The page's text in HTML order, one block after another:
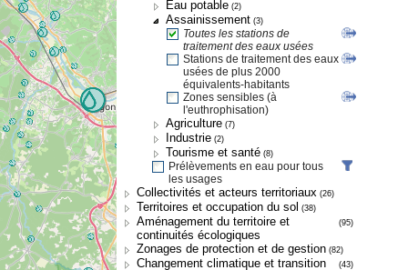
Eau potable (2)
Assainissement (3)
Toutes les stations de
traitement des eaux usées
Stations de traitement des eaux
usées de plus 2000
équivalents-habitants
Zones sensibles (à
l'euthrophisation)
Agriculture (7)
Industrie (2)
Tourisme et santé (8)
Prélèvements en eau pour tous
les usages
Collectivités et acteurs territoriaux (26)
Territoires et occupation du sol (38)
Aménagement du territoire et
continuités écologiques
(95)
Zonages de protection et de gestion (82)
Changement climatique et transition (43)